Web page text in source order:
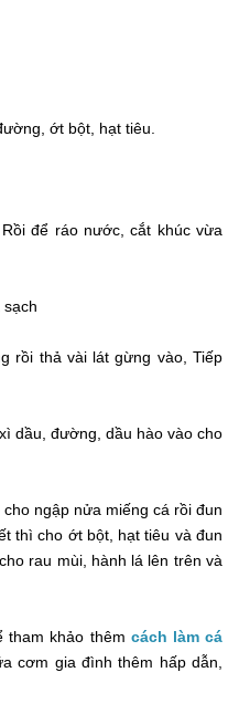
ớt bột, hạt tiêu.
để ráo nước, cắt khúc vừa
rồi thả vài lát gừng vào, Tiếp
dầu, đường, dầu hào vào cho
ngập nửa miếng cá rồi đun
thì cho ớt bột, hạt tiêu và đun
rau mùi, hành lá lên trên và
tham khảo thêm cách làm cá
cơm gia đình thêm hấp dẫn,